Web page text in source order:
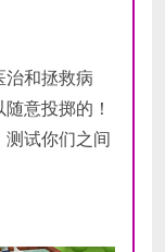
和拯救病
意投掷的！
试你们之间